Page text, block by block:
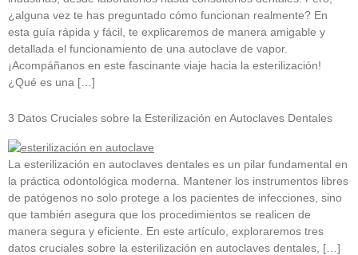
¿alguna vez te has preguntado cómo funcionan realmente? En
esta guía rápida y fácil, te explicaremos de manera amigable y
detallada el funcionamiento de una autoclave de vapor.
¡Acompáñanos en este fascinante viaje hacia la esterilización!
¿Qué es una […]
3 Datos Cruciales sobre la Esterilización en Autoclaves Dentales
La esterilización en autoclaves dentales es un pilar fundamental en
la práctica odontológica moderna. Mantener los instrumentos libres
de patógenos no solo protege a los pacientes de infecciones, sino
que también asegura que los procedimientos se realicen de
manera segura y eficiente. En este artículo, exploraremos tres
datos cruciales sobre la esterilización en autoclaves dentales, […]